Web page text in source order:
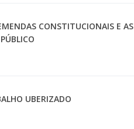
CONSTITUCIONAIS E AS
UBERIZADO